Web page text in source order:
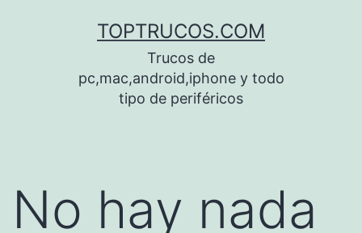
TOPTRUCOS.COM
Trucos de
pc,mac,android,iphone y todo
tipo de periféricos
No hay nada